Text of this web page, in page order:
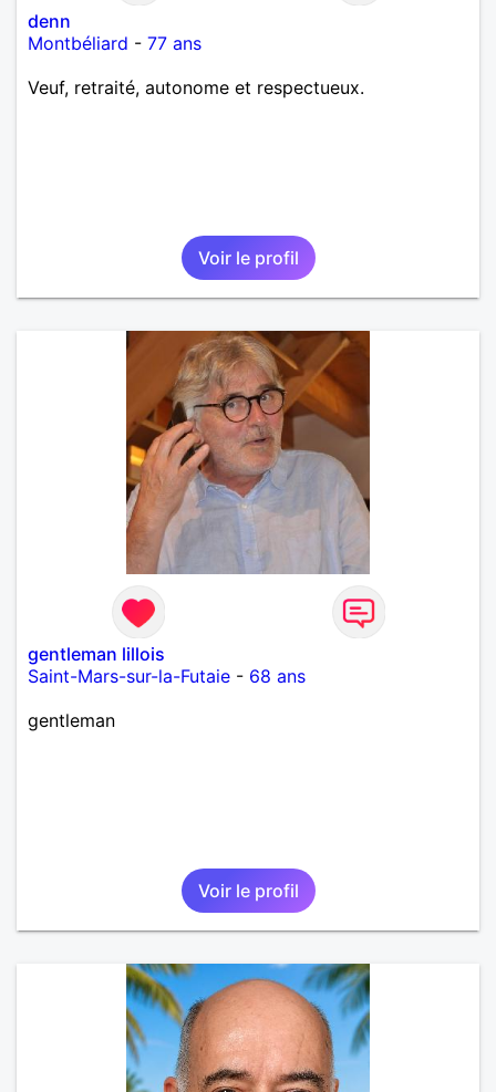
denn
Montbéliard - 77 ans
Veuf, retraité, autonome et respectueux.
Voir le profil
gentleman lillois
Saint-Mars-sur-la-Futaie - 68 ans
gentleman
Voir le profil